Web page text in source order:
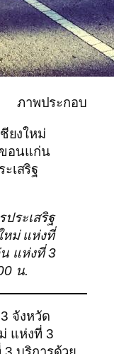
ภาพประกอบ
ยงใหม่
อนแก่น
เสริฐ
ระเสริฐ
หม่ แห่งที่
แห่งที่ 3
น.
จังหวัด
แห่งที่ 3